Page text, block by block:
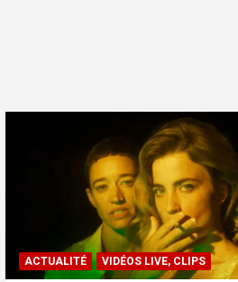
ACTUALITÉ VIDÉOS LIVE, CLIPS